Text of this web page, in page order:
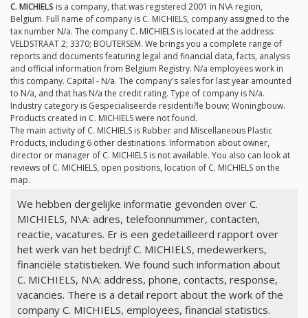
C. MICHIELS is a company, that was registered 2001 in N\A region,
Belgium. Full name of company is C. MICHIELS, company assigned to the
tax number N/a. The company C. MICHIELS is located at the address:
VELDSTRAAT 2; 3370; BOUTERSEM. We brings you a complete range of
reports and documents featuring legal and financial data, facts, analysis
and official information from Belgium Registry. N/a employees work in
this company. Capital - N/a. The company's sales for last year amounted
to N/a, and that has N/a the credit rating. Type of company is N/a.
Industry category is Gespecialiseerde residenti?le bouw; Woningbouw.
Products created in C. MICHIELS were not found.
The main activity of C. MICHIELS is Rubber and Miscellaneous Plastic
Products, including 6 other destinations. Information about owner,
director or manager of C. MICHIELS is not available. You also can look at
reviews of C. MICHIELS, open positions, location of C. MICHIELS on the
map.
We hebben dergelijke informatie gevonden over C.
MICHIELS, N\A: adres, telefoonnummer, contacten,
reactie, vacatures. Er is een gedetailleerd rapport over
het werk van het bedrijf C. MICHIELS, medewerkers,
financiële statistieken. We found such information about
C. MICHIELS, N\A: address, phone, contacts, response,
vacancies. There is a detail report about the work of the
company C. MICHIELS, employees, financial statistics.